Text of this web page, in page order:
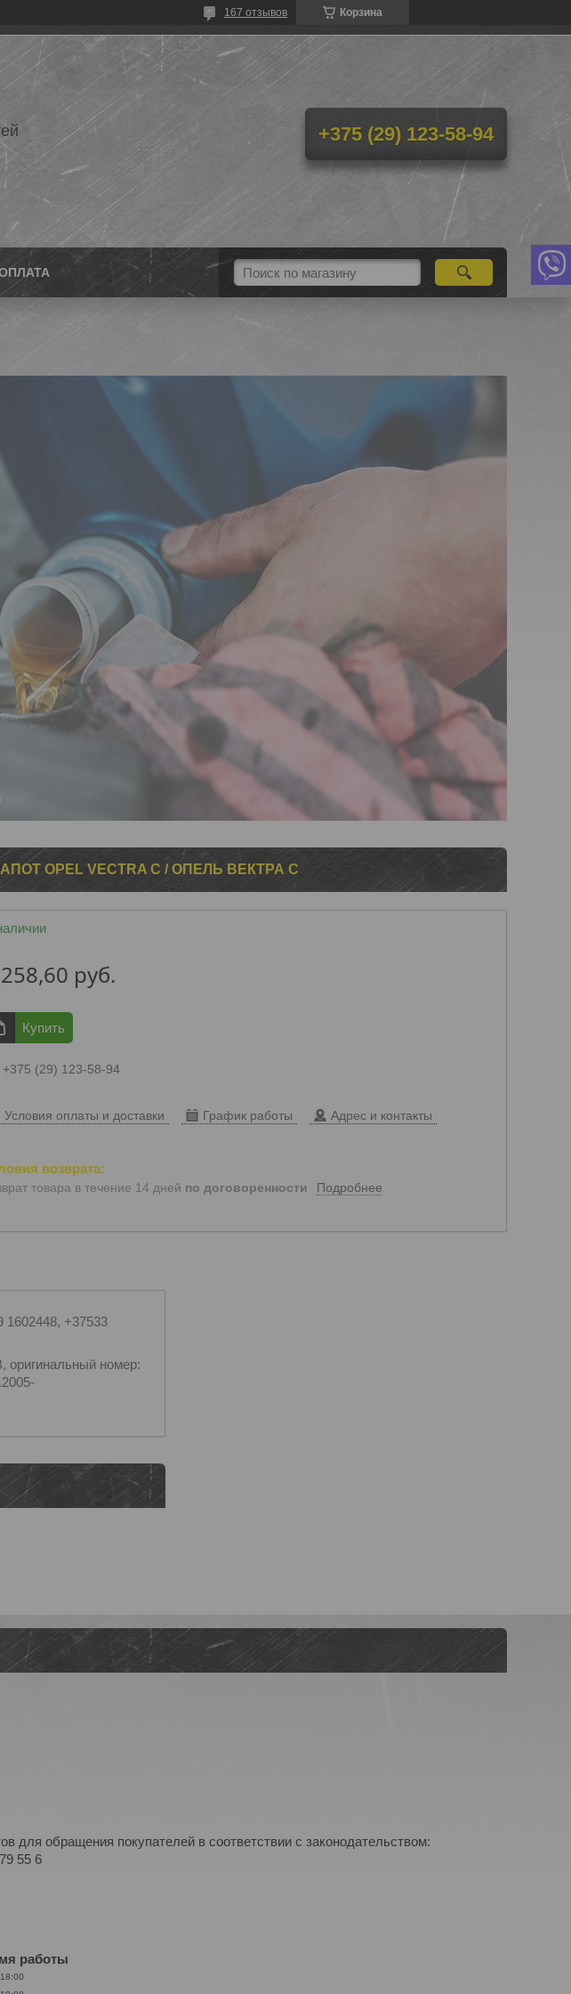
Корзина
167 отзывов
+375 (29) 123-58-94
OPEL VECTRA C / ОПЕЛЬ ВЕКТРА С
руб.
Купить
+375 (29) 123-58-94
Условия оплаты и доставки График работы Адрес и контакты
товара в течение 14 дней по договоренности Подробнее
+37533
оригинальный номер:
для обращения покупателей в соответствии с законодательством:
55 6
работы